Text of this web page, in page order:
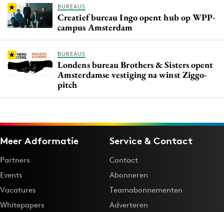
BUREAUS
Creatief bureau Ingo opent hub op WPP-
campus Amsterdam
BUREAUS
Londens bureau Brothers & Sisters opent
Amsterdamse vestiging na winst Ziggo-
pitch
Meer Adformatie
Partners
Events
Vacatures
Whitepapers
Service & Contact
Contact
Abonneren
Teamabonnementen
Adverteren